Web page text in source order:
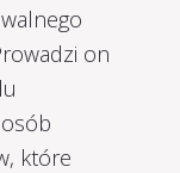
on
które